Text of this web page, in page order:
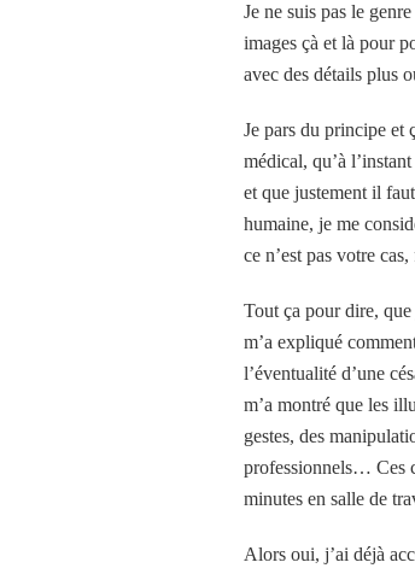
Je ne suis pas le
images çà et là pour
avec des détails plus
Je pars du principe et
médical, qu’à
et que justement il
humaine, je me
ce n’est pas votre
Tout ça pour dire, que
m’a expliqué
l’éventualité d’une
m’a montré que les
gestes, des
professionnels… Ces
minutes en salle de
Alors oui, j’ai déjà